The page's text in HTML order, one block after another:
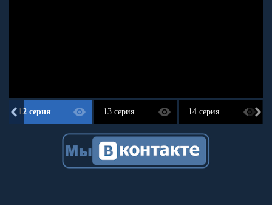
12 серия 13 серия 14 серия